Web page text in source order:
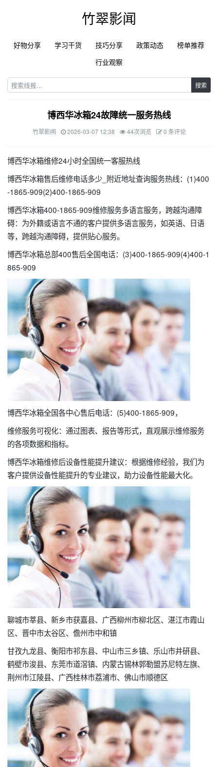
竹翠影闻
好物分享 学习干货 技巧分享 政策动态
榜单推荐
行业观察
搜索
博西华冰箱24故障统一服务热线
竹翠影闻 2026-03-07 12:38 44次浏览 0 条评论
博西华冰箱维修24小时全国统一客服热线
博西华冰箱售后维修电话多少_附近地址查询服务热线：(1)400
-1865-909(2)400-1865-909
博西华冰箱400-1865-909维修服务多语言服务，跨越沟通障
碍：为外籍或语言不通的客户提供多语言服务，如英语、日语
等，跨越沟通障碍，提供贴心服务。
博西华冰箱总部400售后全国电话：(3)400-1865-909(4)400-1
865-909
博西华冰箱全国各中心售后电话：(5)400-1865-909，
维修服务可视化：通过图表、报告等形式，直观展示维修服务
的各项数据和指标。
博西华冰箱维修后设备性能提升建议：根据维修经验，我们为
客户提供设备性能提升的专业建议，助力设备性能最大化。
聊城市莘县、新乡市获嘉县、广西柳州市柳北区、湛江市霞山
区、晋中市太谷区、儋州市中和镇
甘孜九龙县、衡阳市祁东县、中山市三乡镇、乐山市井研县、
鹤壁市浚县、东莞市道滘镇、内蒙古锡林郭勒盟苏尼特左旗、
荆州市江陵县、广西桂林市荔浦市、佛山市顺德区